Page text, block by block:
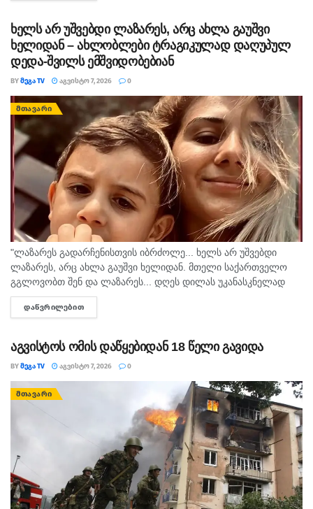
ხელს არ უშვებდი ლაზარეს, არც ახლა გაუშვი
ხელიდან – ახლობლები ტრაგიკულად დაღუპულ
დედა-შვილს ემშვიდობებიან
BYᲛᲔᲒᲐ TV ᲐᲒᲕᲘᲡᲢᲝ 7, 2026 0
ᲛᲗᲐᲕᲐᲠᲘ
"ლაზარეს გადარჩენისთვის იბრძოლე... ხელს არ უშვებდი
ლაზარეს, არც ახლა გაუშვი ხელიდან. მთელი საქართველო
გგლოვობთ შენ და ლაზარეს... დღეს დილას უკანასკნელად
მომესალმე, თურმე. ისღა დაგვრჩა ნუგეშად, შენი თავი
გვაპოვნინო..." - 6...
ᲓᲐᲬᲕᲠᲘᲚᲔᲑᲘᲗ
აგვისტოს ომის დაწყებიდან 18 წელი გავიდა
BYᲛᲔᲒᲐ TV ᲐᲒᲕᲘᲡᲢᲝ 7, 2026 0
ᲛᲗᲐᲕᲐᲠᲘ